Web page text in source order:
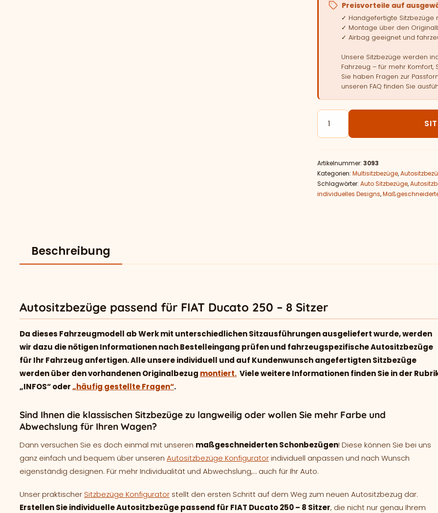
Preisvorteile auf
✓ Handgefertigte Sitzbezüge
✓ Montage über den
✓ Airbag geeignet und
Unsere Sitzbezüge werden
Fahrzeug – für mehr
Sie haben Fragen zur
unseren FAQ finden Sie
Autositzbezüge passend für
Artikelnummer: 3093
Kategorien: Multisitzbezüge,
Schlagwörter: Auto Sitzbezüge,
individuelles Designs,
Beschreibung
Autositzbezüge passend für FIAT Ducato 250 – 8 Sitzer
Da dieses Fahrzeugmodell ab Werk mit unterschiedlichen Sitzausführungen ausgeliefert wurde, werden
wir dazu die nötigen Informationen nach Bestelleingang prüfen und fahrzeugspezifische Autositzbezüge
für Ihr Fahrzeug anfertigen. Alle unsere individuell und auf Kundenwunsch angefertigten Sitzbezüge
werden über den vorhandenen Originalbezug montiert. Viele weitere Informationen finden Sie in der
„INFOS“ oder„häufig gestellte Fragen“.
Sind Ihnen die klassischen Sitzbezüge zu langweilig oder wollen Sie mehr Farbe und
Abwechslung für Ihren Wagen?
Dann versuchen Sie es doch einmal mit unseren maßgeschneiderten Schonbezügen! Diese können Sie bei uns
ganz einfach und bequem über unseren Autositzbezüge Konfiguratorindividuell anpassen und nach Wunsch
eigenständig designen. Für mehr Individualität und Abwechslung,… auch für Ihr Auto.
Unser praktischer Sitzbezüge Konfigurator stellt den ersten Schritt auf dem Weg zum neuen Autositzbezug dar.
Erstellen Sie individuelle Autositzbezüge passend für FIAT Ducato 250 – 8 Sitzer, die nicht nur genau Ihrem